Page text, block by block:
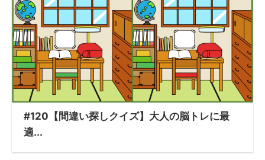
#120【間違い探しクイズ】大人の脳トレに最
適...